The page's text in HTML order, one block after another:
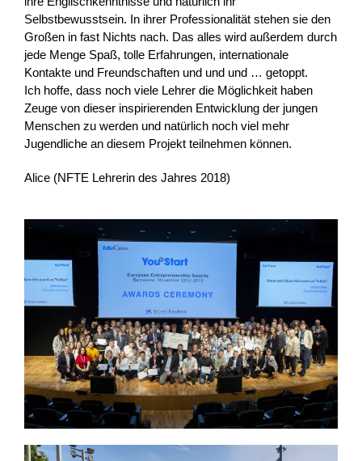
Selbstbewusstsein. In ihrer Professionalität stehen sie den
Großen in fast Nichts nach. Das alles wird außerdem durch
jede Menge Spaß, tolle Erfahrungen, internationale
Kontakte und Freundschaften und und und … getoppt.
Ich hoffe, dass noch viele Lehrer die Möglichkeit haben
Zeuge von dieser inspirierenden Entwicklung der jungen
Menschen zu werden und natürlich noch viel mehr
Jugendliche an diesem Projekt teilnehmen können.
Alice (NFTE Lehrerin des Jahres 2018)